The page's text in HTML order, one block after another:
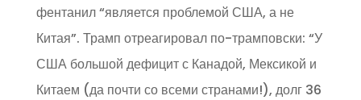
фентанил “является проблемой США, а не
Китая”. Трамп отреагировал по-трамповски: “У
США большой дефицит с Канадой, Мексикой и
Китаем (да почти со всеми странами!), долг 36